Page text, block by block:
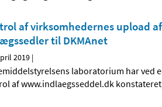
af virksomhedernes upload af
til DKMAnet
2019 |
laboratorium har ved
af www.indlaegsseddel.dk